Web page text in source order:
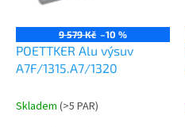
9 579 Kč –10 %
POETTKER Alu výsuv
A7F/1315.A7/1320
Skladem (>5 PAR)